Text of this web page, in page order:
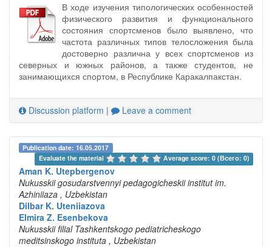
В ходе изучения типологических особенностей
физического развития и функционального
состояния спортсменов было выявлено, что
частота различных типов телосложения была
достоверно различна у всех спортсменов из
северных и южных районов, а также студентов, не
занимающихся спортом, в Республике Каракалпакстан.
Discussion platform | Leave a comment
Publication date: 16.05.2017
Evaluate the material
Average score: 0 (Всего: 0)
Aman K. Utepbergenov
Nukusskii gosudarstvennyi pedagogicheskii institut im.
Azhiniiaza , Uzbekistan
Dilbar K. Uteniiazova
Elmira Z. Esenbekova
Nukusskii filial Tashkentskogo pediatricheskogo
meditsinskogo instituta , Uzbekistan